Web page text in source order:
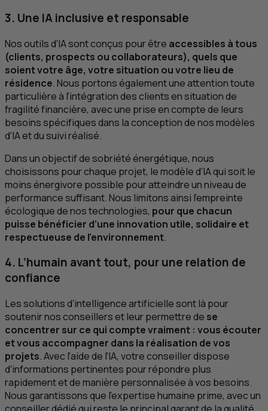
3. Une IA inclusive et responsable
Nos outils d’IAsont conçus pour être accessibles à tous
(clients, prospects ou collaborateurs), quels que
soient votre âge, votre situation ou votre lieu de
résidence. Nous portons également une attention toute
particulière à l’intégration des clients en situation de
fragilité financière, avec une prise en compte de leurs
besoins spécifiques dans la conception de nos modèles
d’IAet du suivi réalisé.
Dans un objectif de sobriété énergétique, nous
choisissons pour chaque projet, le modèle d’IAqui soit le
moins énergivore possible pour atteindre un niveau de
performance suffisant. Nous limitons ainsi l’empreinte
écologique de nos technologies, pour que chacun
puisse bénéficier d’une innovation utile, solidaire et
respectueuse de l’environnement.
4. L’humain avant tout, pour une relation de
confiance
Les solutions d’intelligence artificielle sont là pour
soutenir nos conseillers et leur permettre de se
concentrer sur ce qui compte vraiment : vous écouter
et vous accompagner dans la réalisation de vos
projets. Avec l’aide de l’IA, votre conseiller dispose
d’informations pertinentes pour répondre plus
rapidement et de manière personnalisée à vos besoins.
Nous garantissons que l’expertise humaine prime, avec un